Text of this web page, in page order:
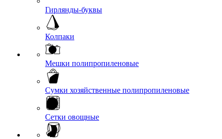
Гирлянды-буквы
Колпаки
Мешки полипропиленовые
Сумки хозяйственные полипропиленовые
Сетки овощные